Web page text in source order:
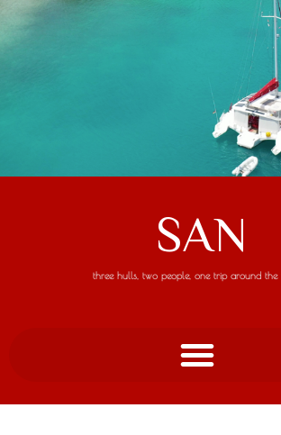
SAN
three hulls, two people, one trip around the